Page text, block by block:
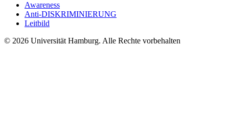
Awareness
Anti-DISKRIMINIERUNG
Leitbild
© 2026 Universität Hamburg. Alle Rechte vorbehalten